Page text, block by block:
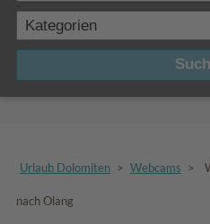
Urlaub Dolomiten > Webcams >
nach Olang